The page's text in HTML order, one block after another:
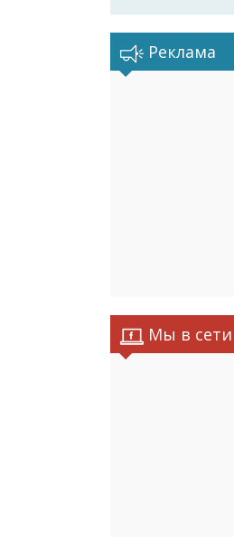
Реклама
Мы в сети